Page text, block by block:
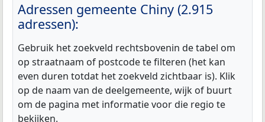
Adressen gemeente Chiny (2.915
adressen):
Gebruik het zoekveld rechtsbovenin de tabel om
op straatnaam of postcode te filteren (het kan
even duren totdat het zoekveld zichtbaar is). Klik
op de naam van de deelgemeente, wijk of buurt
om de pagina met informatie voor die regio te
bekijken.